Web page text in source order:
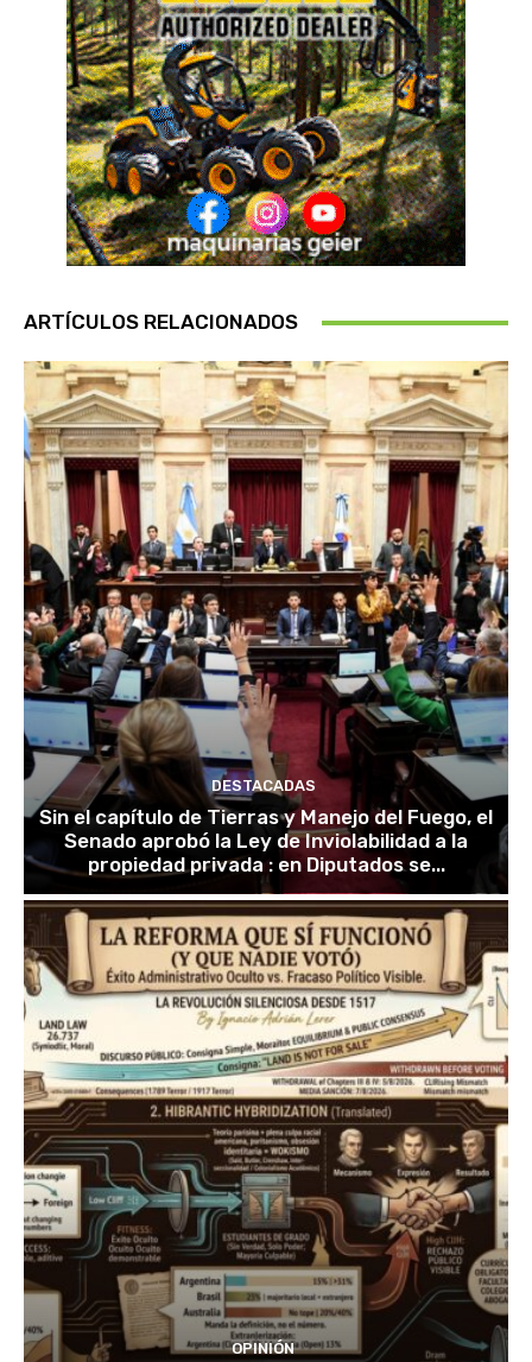
ARTÍCULOS RELACIONADOS
DESTACADAS
Sin el capítulo de Tierras y Manejo del Fuego, el
Senado aprobó la Ley de Inviolabilidad a la
propiedad privada : en Diputados se...
OPINIÓN